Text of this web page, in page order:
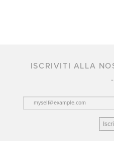
ISCRIVITI ALLA